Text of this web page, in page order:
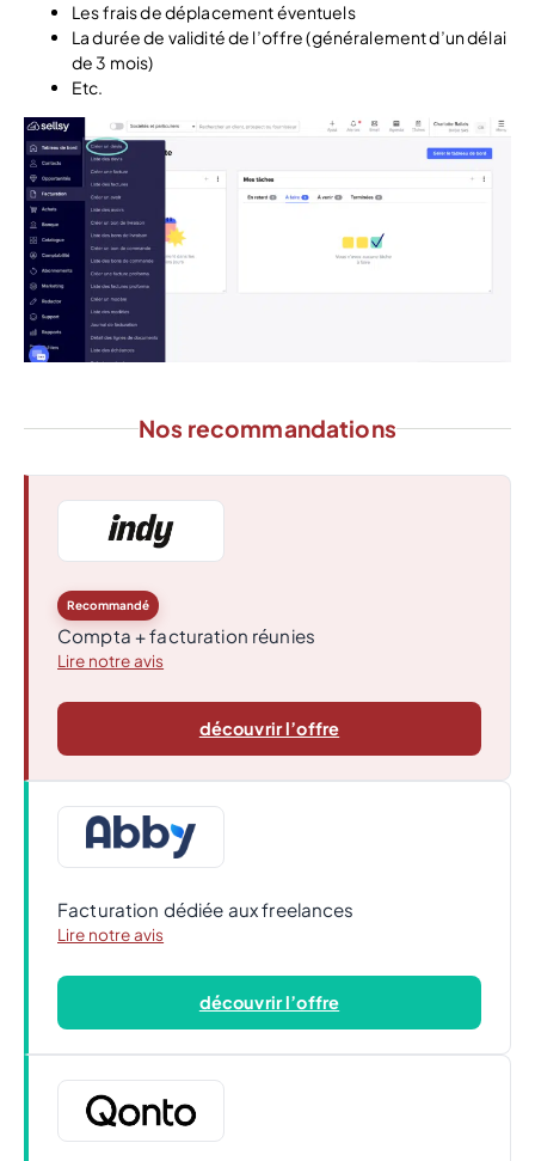
Les frais de déplacement éventuels
La durée de validité de l’offre (généralement d’un délai
de 3 mois)
Etc.
Nos recommandations
Recommandé
Compta + facturation réunies
Lire notre avis
découvrir l’offre
Facturation dédiée aux freelances
Lire notre avis
découvrir l’offre